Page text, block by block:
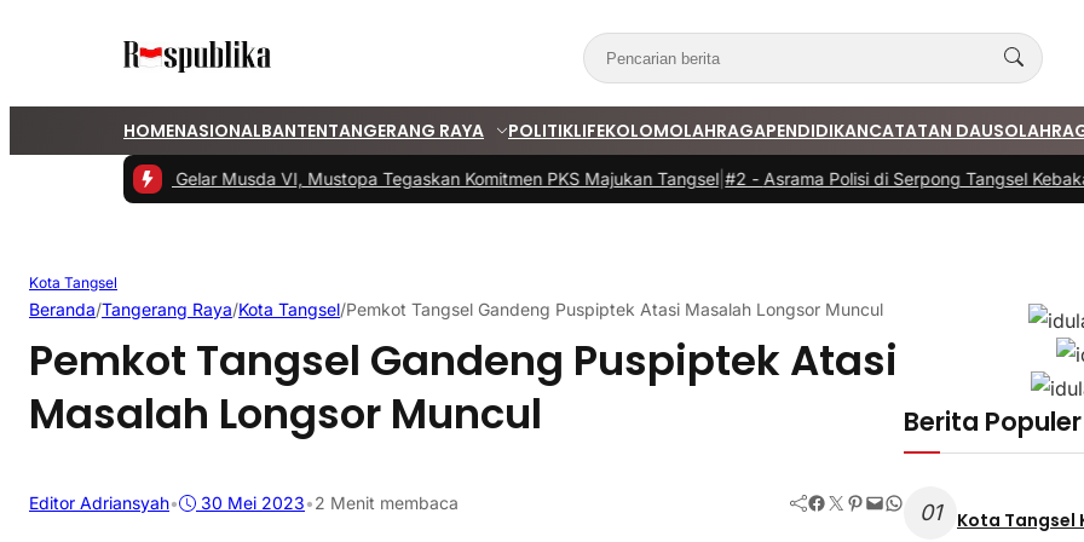
HOMENASIONALBANTENTANGERANG RAYA POLITIKLIFEKOLOMOLAHRAGAPENDIDIKANCATATAN DAUS
PKS Tangsel Gelar Musda VI, Mustopa Tegaskan Komitmen PKS Majukan Tangsel|#2 -Asrama Polisi di Serpong Tangsel
Kota Tangsel
Beranda/Tangerang Raya/Kota Tangsel/Pemkot Tangsel Gandeng Puspiptek Atasi Masalah Longsor Muncul
Pemkot Tangsel Gandeng Puspiptek Atasi
Masalah Longsor Muncul
Editor Adriansyah• 30 Mei 2023•2 Menit membaca Facebook Twitter Pinterest Mail WhatsApp
Berita Populer
01 Kota Tangsel